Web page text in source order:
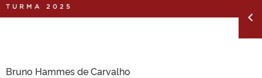
INTERNACIONAL
TURMA 2025
Bruno Hammes de Carvalho